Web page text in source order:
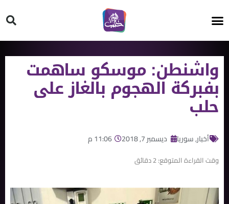
واشنطن: موسكو ساهمت
بفبركة الهجوم بالغاز على
حلب
أخبار,سوريا ديسمبر 7, 2018 11:06 م
وقت القراءة المتوقع:2دقائق